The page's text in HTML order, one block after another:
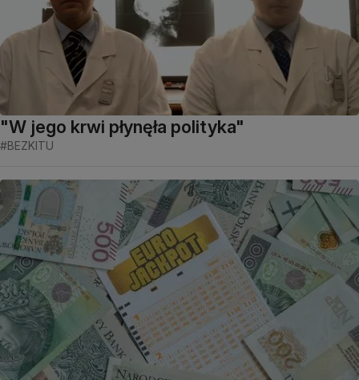
"W jego krwi płynęła polityka"
#BEZKITU